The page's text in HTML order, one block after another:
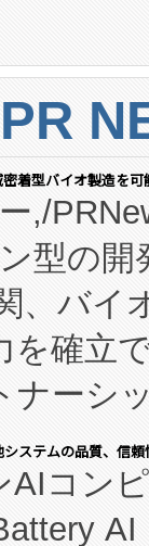
PR
着型バイオ製造を
,/
型の
、バイ
を確立
ナーシ
績ある
プ
品製造
ステムの品質、信
AIコン